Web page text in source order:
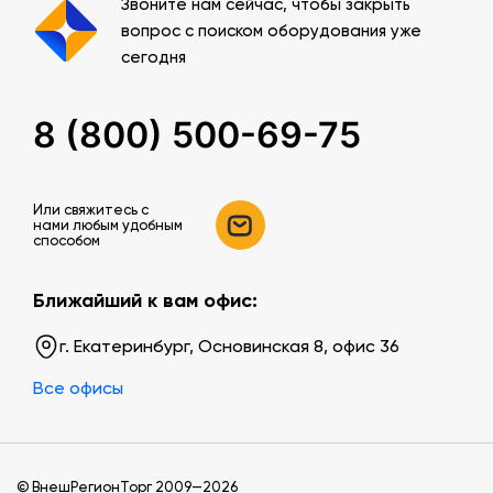
получения узкого пучка для опыта с полуцилиндром.
— Рейтер (держатель экрана) с впресованными
магнитами
транспортиром
— Щелевая диафрагма
— Ключ для размыкания и замыкания электрической цепи
— Система хранения
укомплектован в пластиковую систему хранения,
на защелках для обеспечения наблюдения за
хранения располагается на ложементе. Оптическая
необходимой информацией по принадлежности к
вопрос с поиском оборудования уже
сегодня
8 (800) 500-69-75
Или свяжитесь c
нами любым удобным
способом
Ближайший к вам офис:
г. Екатеринбург, Основинская 8, офис 36
Все офисы
© ВнешРегионТорг 2009—2026